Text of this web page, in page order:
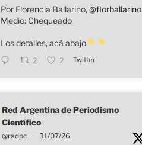
Por Florencia Ballarino, @florballarino
Medio: Chequeado
Los detalles, acá abajo
2 2 Twitter
Red Argentina de Periodismo
Científico
@radpc · 31/07/26